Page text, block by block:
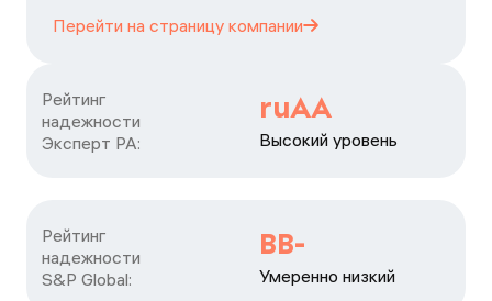
Перейти на страницу компании
Рейтинг
надежности
Эксперт РА:
ruAA
Высокий уровень
Рейтинг
надежности
S&P Global:
BB-
Умеренно низкий